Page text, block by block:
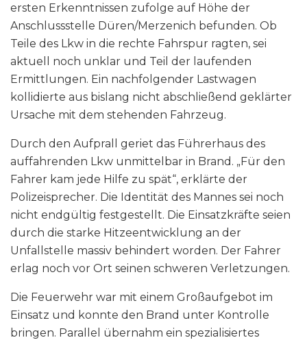
ersten Erkenntnissen zufolge auf Höhe der
Anschlussstelle Düren/Merzenich befunden. Ob
Teile des Lkw in die rechte Fahrspur ragten, sei
aktuell noch unklar und Teil der laufenden
Ermittlungen. Ein nachfolgender Lastwagen
kollidierte aus bislang nicht abschließend geklärter
Ursache mit dem stehenden Fahrzeug.
Durch den Aufprall geriet das Führerhaus des
auffahrenden Lkw unmittelbar in Brand. „Für den
Fahrer kam jede Hilfe zu spät“, erklärte der
Polizeisprecher. Die Identität des Mannes sei noch
nicht endgültig festgestellt. Die Einsatzkräfte seien
durch die starke Hitzeentwicklung an der
Unfallstelle massiv behindert worden. Der Fahrer
erlag noch vor Ort seinen schweren Verletzungen.
Die Feuerwehr war mit einem Großaufgebot im
Einsatz und konnte den Brand unter Kontrolle
bringen. Parallel übernahm ein spezialisiertes